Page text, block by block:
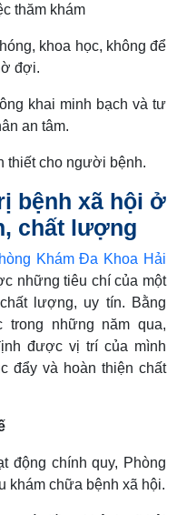
thăm khám
khoa học, không để
đợi.
khai minh bạch và tư
an tâm.
thiết cho người bệnh.
bệnh xã hội ở
chất lượng
Khám Đa Khoa Hải
những tiêu chí của một
lượng, uy tín. Bằng
trong những năm qua,
được vị trí của mình
đẩy và hoàn thiện chất
động chính quy, Phòng
khám chữa bệnh xã hội.